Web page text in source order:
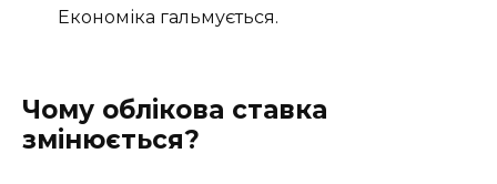
Економіка гальмується.
Чому облікова ставка
змінюється?